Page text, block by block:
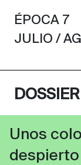
ÉPOCA 7
JULIO /
DOSSIER
Unos
despierto